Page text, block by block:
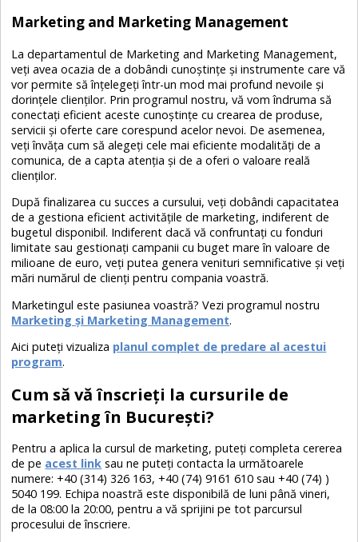
Marketing and Marketing Management
La departamentul de Marketing and Marketing Management,
veți avea ocazia de a dobândi cunoștințe și instrumente care vă
vor permite să înțelegeți într-un mod mai profund nevoile și
dorințele clienților. Prin programul nostru, vă vom îndruma să
conectați eficient aceste cunoștințe cu crearea de produse,
servicii și oferte care corespund acelor nevoi. De asemenea,
veți învăța cum să alegeți cele mai eficiente modalități de a
comunica, de a capta atenția și de a oferi o valoare reală
clienților.
După finalizarea cu succes a cursului, veți dobândi capacitatea
de a gestiona eficient activitățile de marketing, indiferent de
bugetul disponibil. Indiferent dacă vă confruntați cu fonduri
limitate sau gestionați campanii cu buget mare în valoare de
milioane de euro, veți putea genera venituri semnificative și veți
mări numărul de clienți pentru compania voastră.
Marketingul este pasiunea voastră? Vezi programul nostru
Marketing și Marketing Management.
Aici puteți vizualiza planul complet de predare al acestui
program.
Cum să vă înscrieți la cursurile de
marketing în București?
Pentru a aplica la cursul de marketing, puteți completa cererea
de pe acest link sau ne puteți contacta la următoarele
numere: +40 (314) 326 163, +40 (74) 9161 610 sau +40 (74) )
5040 199. Echipa noastră este disponibilă de luni până vineri,
de la 08:00 la 20:00, pentru a vă sprijini pe tot parcursul
procesului de înscriere.